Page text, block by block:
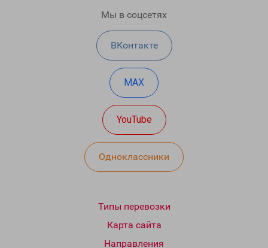
Мы в соцсетях
ВКонтакте
MAX
YouTube
Одноклассники
Типы перевозки
Карта сайта
Направления